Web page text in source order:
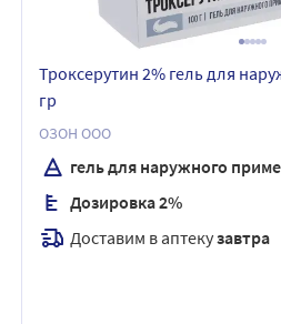
Троксерутин 2% гель для
гр
ОЗОН ООО
гель для наружного
Дозировка 2%
Доставим в аптекузавтра